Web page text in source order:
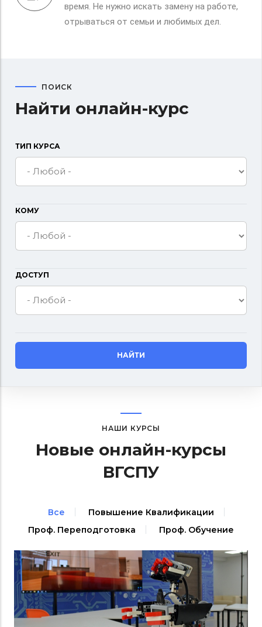
время. Не нужно искать замену на работе,
отрываться от семьи и любимых дел.
ПОИСК
Найти онлайн-курс
ТИП КУРСА
КОМУ
ДОСТУП
НАШИ КУРСЫ
Новые онлайн-курсы
ВГСПУ
Все
Повышение Квалификации
Проф. Переподготовка
Проф. Обучение